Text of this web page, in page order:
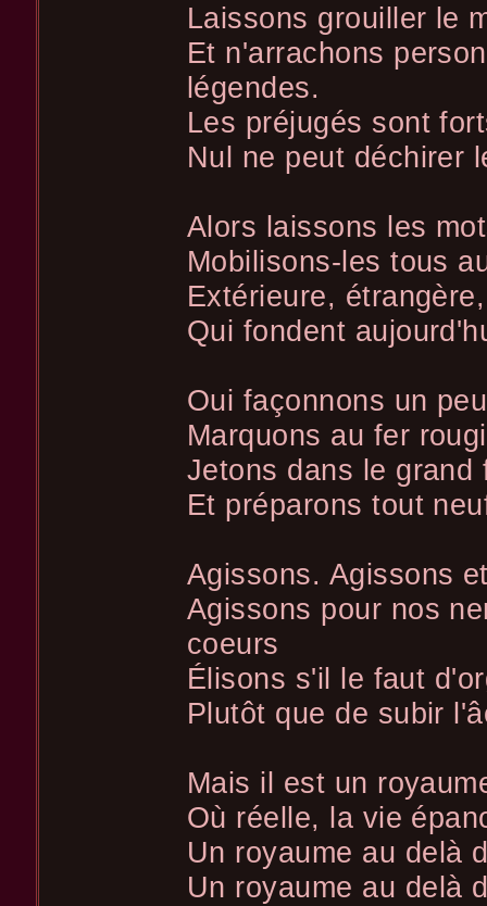
Laissons grouiller le
Et n'arrachons
légendes.
Les préjugés sont
Nul ne peut déchirer
Alors laissons les
Mobilisons-les tous
Extérieure,
Qui fondent
Oui façonnons un
Marquons au fer
Jetons dans le
Et préparons tout
Agissons. Agissons
Agissons pour nos
coeurs
Élisons s'il le faut
Plutôt que de subir
Mais il est un
Où réelle, la vie
Un royaume au delà
Un royaume au delà